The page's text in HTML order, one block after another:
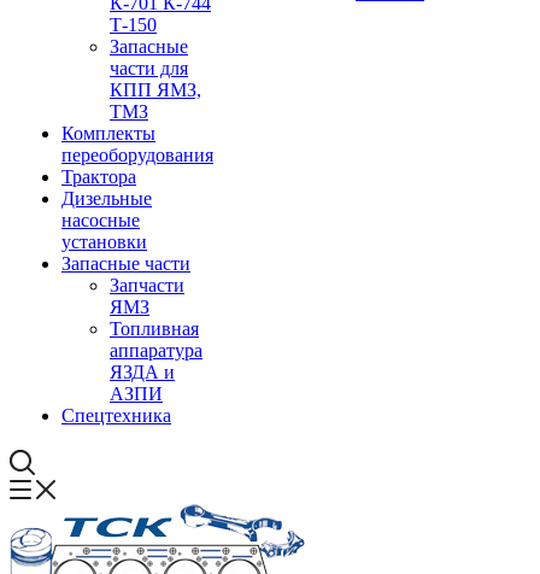
Т-150
Запасные
части для
КПП ЯМЗ,
ТМЗ
Комплекты
переоборудования
Трактора
Дизельные
насосные
установки
Запасные части
Запчасти
ЯМЗ
Топливная
аппаратура
ЯЗДА и
АЗПИ
Спецтехника